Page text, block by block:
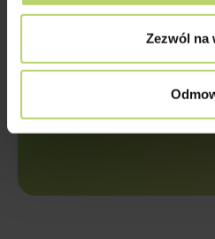
Zezwól na
zachowania